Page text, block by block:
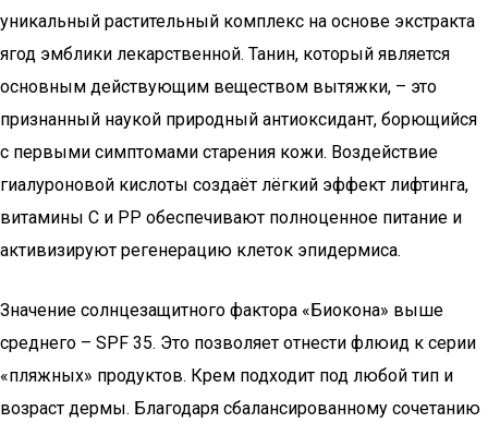
уникальный растительный комплекс на основе экстракта
ягод эмблики лекарственной. Танин, который является
основным действующим веществом вытяжки, – это
признанный наукой природный антиоксидант, борющийся
с первыми симптомами старения кожи. Воздействие
гиалуроновой кислоты создаёт лёгкий эффект лифтинга,
витамины С и РР обеспечивают полноценное питание и
активизируют регенерацию клеток эпидермиса.
Значение солнцезащитного фактора «Биокона» выше
среднего – SPF 35. Это позволяет отнести флюид к серии
«пляжных» продуктов. Крем подходит под любой тип и
возраст дермы. Благодаря сбалансированному сочетанию